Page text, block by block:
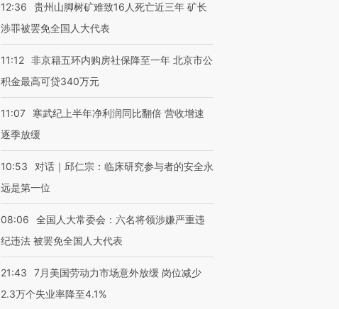
12:36
贵州山脚树矿难致16人死亡近三年 矿长
涉罪被罢免全国人大代表
11:12 非京籍五环内购房社保降至一年 北京市公
积金最高可贷340万元
11:07
寒武纪上半年净利润同比翻倍 营收增速
逐季放缓
10:53
对话｜邱仁宗：临床研究参与者的安全永
远是第一位
08:06
全国人大常委会：六名将领涉嫌严重违
纪违法 被罢免全国人大代表
21:43
7月美国劳动力市场意外放缓 岗位减少
2.3万个失业率降至4.1%